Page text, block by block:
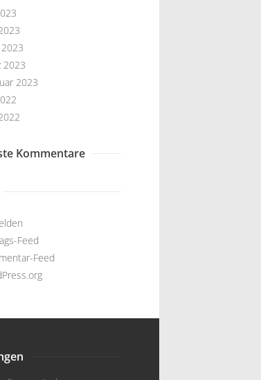
2023
2023
Kommentare
Feed
Feed